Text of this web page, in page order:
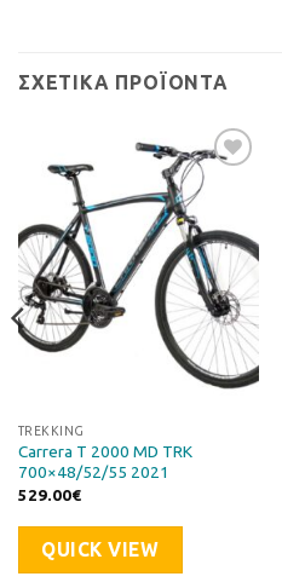
ΣΧΕΤΙΚΆ ΠΡΟΪΌΝΤΑ
Προσθήκη
στη Λίστα
Επιθυμιών
TREKKING
Carrera T 2000 MD TRK
700×48/52/55 2021
529.00€
QUICK VIEW